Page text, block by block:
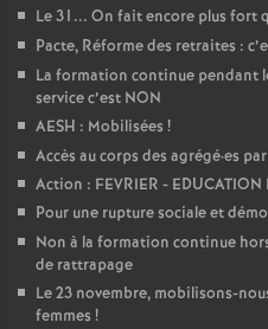
Le 31... On fait encore plus fort
Pacte, Réforme des retraites :
La formation continue pendant
service c’est NON
AESH : Mobilisées !
Accès au corps des agrégé·es
Action : FEVRIER - EDUCATION
Pour une rupture sociale et
Non à la formation continue
de rattrapage
Le 23 novembre, mobilisons-
femmes !